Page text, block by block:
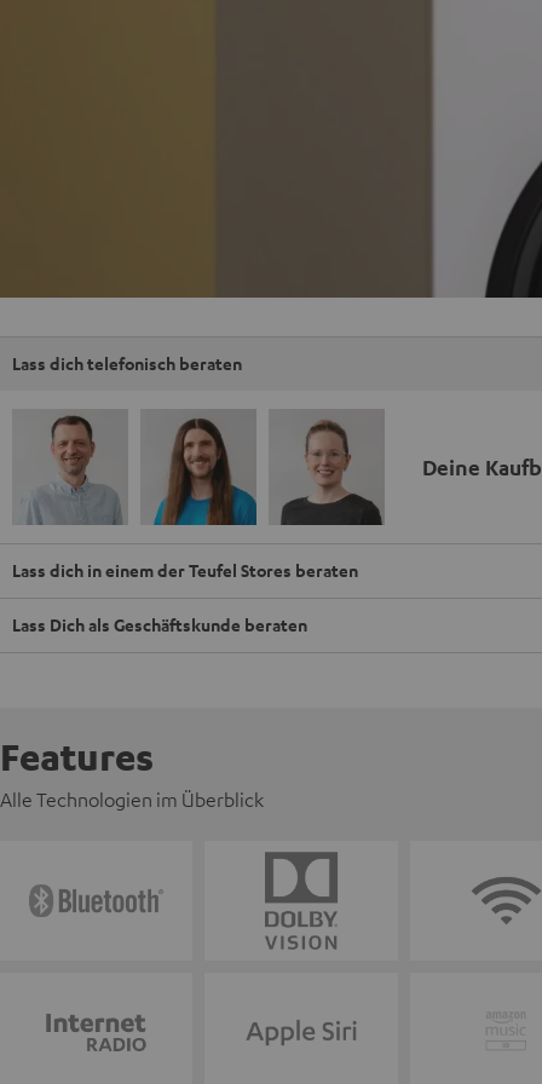
Lass dich telefonisch beraten
Deine
Lass dich in einem der Teufel Stores beraten
Lass Dich als Geschäftskunde beraten
Features
Alle Technologien im Überblick